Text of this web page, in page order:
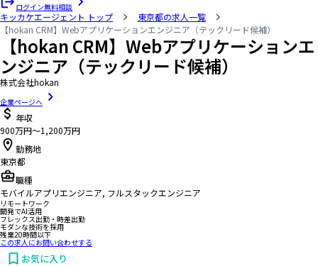
ログイン無料相談
キッカケエージェント トップ
東京都の求人一覧
【hokan CRM】Webアプリケーションエンジニア（テックリード候補）
【hokan CRM】Webアプリケーションエ
ンジニア（テックリード候補）
株式会社hokan
企業ページへ
年収
900万円〜1,200万円
勤務地
東京都
職種
モバイルアプリエンジニア, フルスタックエンジニア
リモートワーク
開発でAI活用
フレックス出勤・時差出勤
モダンな技術を採用
残業20時間以下
この求人にお問い合わせする
お気に入り